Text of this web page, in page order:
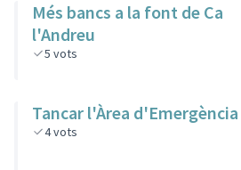
Més bancs a la font de Ca
l'Andreu
5 vots
Tancar l'Àrea d'Emergència
4vots